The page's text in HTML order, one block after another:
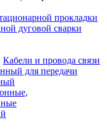
прокладки
дуговой сварки
Кабели и провода связи
для передачи